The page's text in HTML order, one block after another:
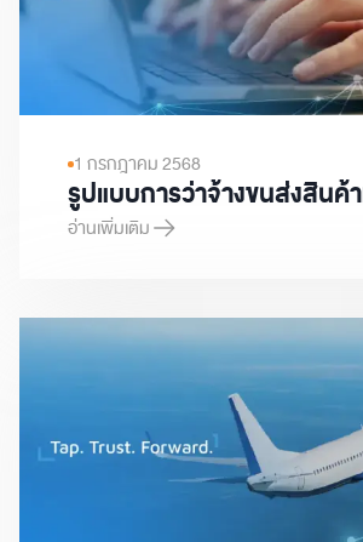
1 กรกฎาคม 2568
รูปแบบการว่าจ้างขนส่งสินค้า
อ่านเพิ่มเติม
รูปแบบการว่าจ้างขนส่งสินค้าทางทะเล